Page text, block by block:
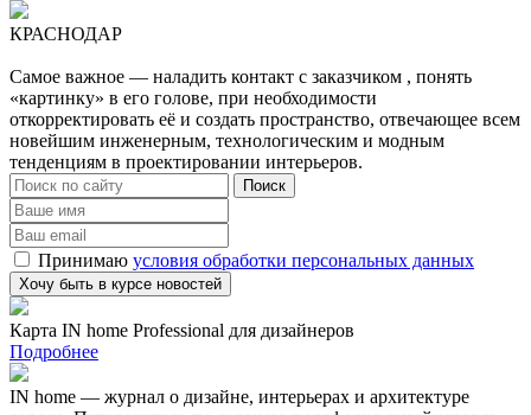
КРАСНОДАР
Самое важное — наладить контакт с заказчиком , понять
«картинку» в его голове, при необходимости
откорректировать её и создать пространство, отвечающее всем
новейшим инженерным, технологическим и модным
тенденциям в проектировании интерьеров.
Принимаю условия обработки персональных данных
Карта IN home Professional для дизайнеров
Подробнее
IN home — журнал о дизайне, интерьерах и архитектуре